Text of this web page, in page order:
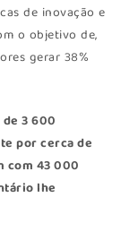
de inovação e
o objetivo de,
gerar 38%
3 600
por cerca de
com 43 000
lhe